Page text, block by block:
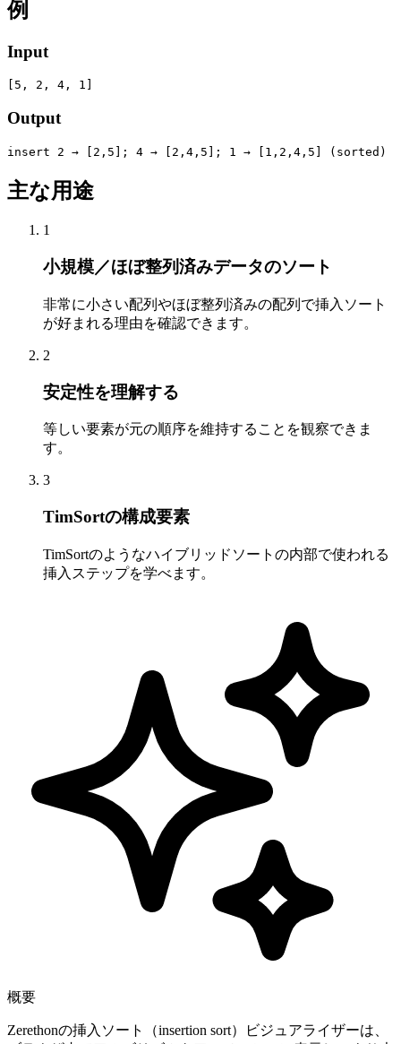
例
Input
[5, 2, 4, 1]
Output
insert 2 → [2,5]; 4 → [2,4,5]; 1 → [1,2,4,5] (sorted)
主な用途
1
小規模／ほぼ整列済みデータのソート
非常に小さい配列やほぼ整列済みの配列で挿入ソート
が好まれる理由を確認できます。
2
安定性を理解する
等しい要素が元の順序を維持することを観察できま
す。
3
TimSortの構成要素
TimSortのようなハイブリッドソートの内部で使われる
挿入ステップを学べます。
概要
Zerethonの挿入ソート（insertion sort）ビジュアライザーは、